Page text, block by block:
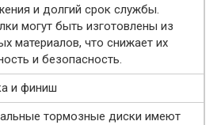
и долгий срок службы.
могут быть изготовлены из
материалов, что снижает их
и безопасность.
и финиш
тормозные диски имеют